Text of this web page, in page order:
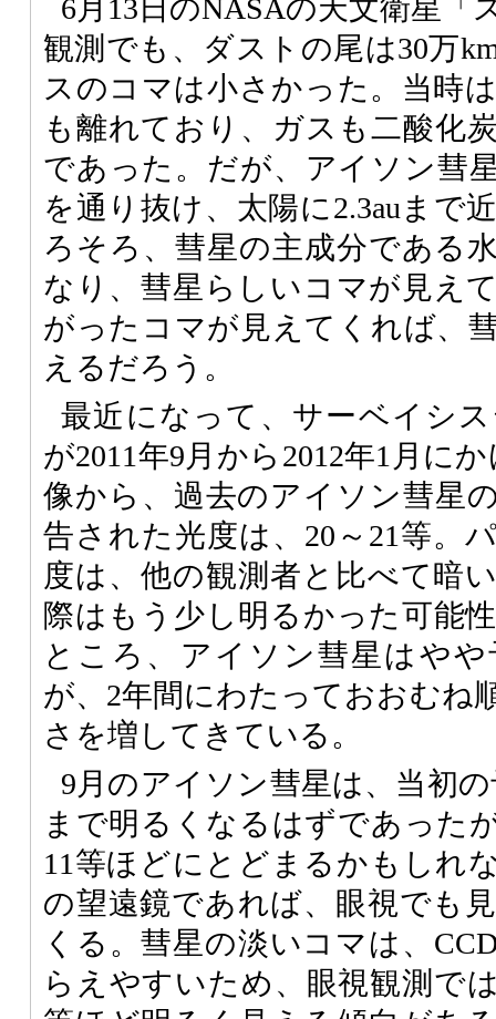
6月13日のNASAの天文衛星「
観測でも、ダストの尾は30万
スのコマは小さかった。当時
も離れており、ガスも二酸化
であった。だが、アイソン彗
を通り抜け、太陽に2.3auまで
ろそろ、彗星の主成分である
なり、彗星らしいコマが見え
がったコマが見えてくれば、
えるだろう。
最近になって、サーベイシ
が2011年9月から2012年1月に
像から、過去のアイソン彗星
告された光度は、20～21等。
度は、他の観測者と比べて暗
際はもう少し明るかった可能
ところ、アイソン彗星はや
が、2年間にわたっておおむね
さを増してきている。
9月のアイソン彗星は、当初
まで明るくなるはずであった
11等ほどにとどまるかもしれ
の望遠鏡であれば、眼視でも
くる。彗星の淡いコマは、
らえやすいため、眼視観測で